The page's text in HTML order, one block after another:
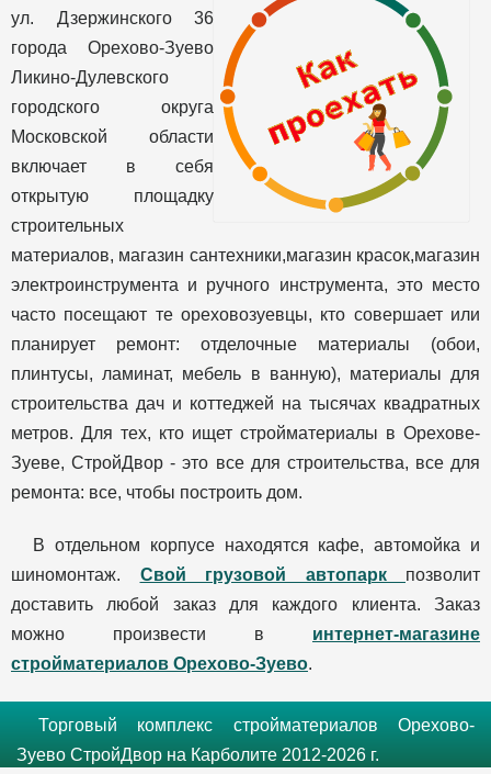
ул. Дзержинского 36
города Орехово-Зуево
Ликино-Дулевского
городского округа
Московской области
включает в себя
открытую площадку
строительных
материалов, магазин сантехники,магазин красок,магазин
электроинструмента и ручного инструмента, это место
часто посещают те ореховозуевцы, кто совершает или
планирует ремонт: отделочные материалы (обои,
плинтусы, ламинат, мебель в ванную), материалы для
строительства дач и коттеджей на тысячах квадратных
метров. Для тех, кто ищет стройматериалы в Орехове-
Зуеве, СтройДвор - это все для строительства, все для
ремонта: все, чтобы построить дом.
В отдельном корпусе находятся кафе, автомойка и
шиномонтаж. Свой грузовой автопарк позволит
доставить любой заказ для каждого клиента. Заказ
можно произвести в интернет-магазине
стройматериалов Орехово-Зуево.
Торговый комплекс стройматериалов Орехово-
Зуево СтройДвор на Карболите 2012-2026 г.